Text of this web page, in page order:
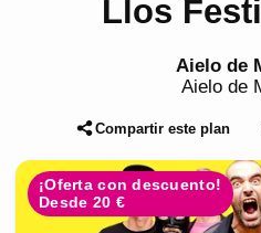
Llos
Aielo de
Aielo de
Compartir este plan
¡Oferta con descuento!
Desde 20 €